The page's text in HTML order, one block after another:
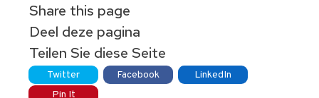
Share this page
Deel deze pagina
Teilen Sie diese Seite
Twitter Facebook
LinkedIn
Pin It